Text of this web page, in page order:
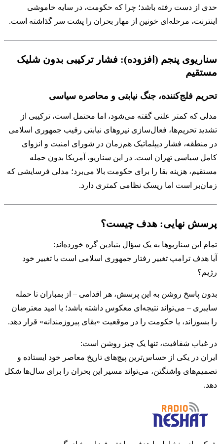
حدی از دست رفته باشد؛ چرا که حکومت، در سایه خاموشی
اینترنت، مرحله‌ای خونین از مهار بحران را پشت سر گذاشته است.
سناریوی پنجم (افزوده): فشار ترکیبی بدون شلیک
مستقیم
تحریم فلج‌کننده، جنگ نیابتی و محاصره سیاسی
مدلی که کمتر علنی گفته می‌شود، اما محتمل است، ترکیبی از
تشدید تحریم‌ها، فعال‌سازی نیروهای نیابتی رقیب جمهوری اسلامی
در منطقه، فشار دیپلماتیک هم‌زمان در شورای امنیت و انزوای
کامل سیاسی تهران است. در این سناریو، آمریکا بدون حمله
مستقیم، هزینه بقا را برای حکومت بالا می‌برد؛ مدلی فرسایشی که
زمان‌بر است اما ریسک نظامی کمتری دارد.
پرسش نهایی: هدف چیست؟
تمام این سناریوها به یک سؤال بنیادین گره خورده‌اند:
آیا هدف ترامپ تغییر رفتار جمهوری اسلامی است یا تغییر خود
رژیم؟
بدون پاسخ روشن به این پرسش، هر اقدامی – از بمباران تا حمله
سایبری – می‌تواند نتیجه‌ای معکوس داشته باشد؛ یا امید معترضان
را بسوزاند، یا حکومت را در موقعیت «بقای پیروزمندانه» قرار دهد.
در غیاب شفافیت، تنها یک چیز روشن است:
ایران در یکی از حساس‌ترین پیچ‌های تاریخ معاصر خود ایستاده و
تصمیم‌های واشنگتن، می‌تواند مسیر این بحران را برای سال‌ها شکل
دهد.